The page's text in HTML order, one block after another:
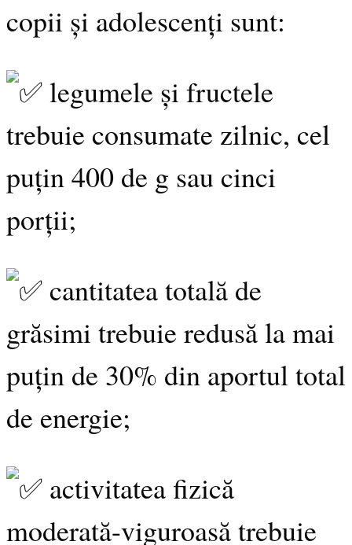
copii și adolescenți sunt:
legumele și fructele
trebuie consumate zilnic, cel
puțin 400 de g sau cinci
porții;
cantitatea totală de
grăsimi trebuie redusă la mai
puțin de 30% din aportul total
de energie;
activitatea fizică
moderată-viguroasă trebuie